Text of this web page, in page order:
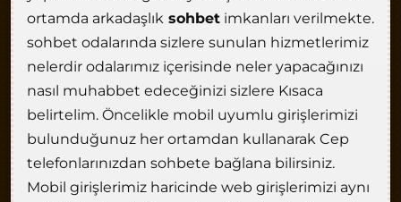
ortamda arkadaşlık sohbet imkanları verilmekte.
sohbet odalarında sizlere sunulan hizmetlerimiz
nelerdir odalarımız içerisinde neler yapacağınızı
nasıl muhabbet edeceğinizi sizlere Kısaca
belirtelim. Öncelikle mobil uyumlu girişlerimizi
bulunduğunuz her ortamdan kullanarak Cep
telefonlarınızdan sohbete bağlana bilirsiniz.
Mobil girişlerimiz haricinde web girişlerimizi aynı